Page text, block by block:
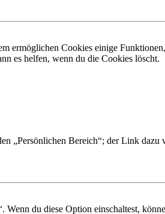
ermöglichen Cookies einige
es helfen, wenn du die Cookies löscht.
„Persönlichen Bereich“; der Link dazu
du diese Option einschaltest,